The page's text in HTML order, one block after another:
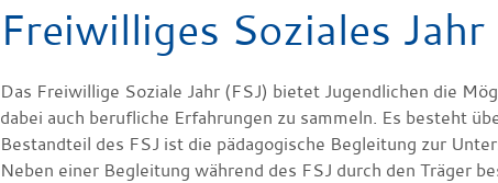
Freiwilliges Soziales
Das Freiwillige Soziale Jahr (FSJ) bietet Jugendlichen die
dabei auch berufliche Erfahrungen zu sammeln. Es besteht
Bestandteil des FSJ ist die pädagogische Begleitung zur
Neben einer Begleitung während des FSJ durch den Träger